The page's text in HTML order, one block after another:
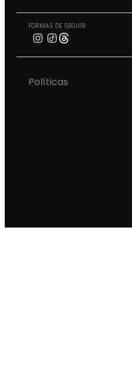
FORMAS DE SEGUIR
Políticas